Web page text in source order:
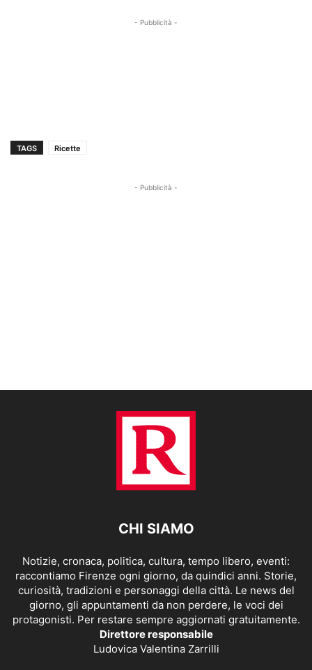
- Pubblicità -
TAGS Ricette
- Pubblicità -
CHI SIAMO
Notizie, cronaca, politica, cultura, tempo libero, eventi:
raccontiamo Firenze ogni giorno, da quindici anni. Storie,
curiosità, tradizioni e personaggi della città. Le news del
giorno, gli appuntamenti da non perdere, le voci dei
protagonisti. Per restare sempre aggiornati gratuitamente.
Direttore responsabile
Ludovica Valentina Zarrilli